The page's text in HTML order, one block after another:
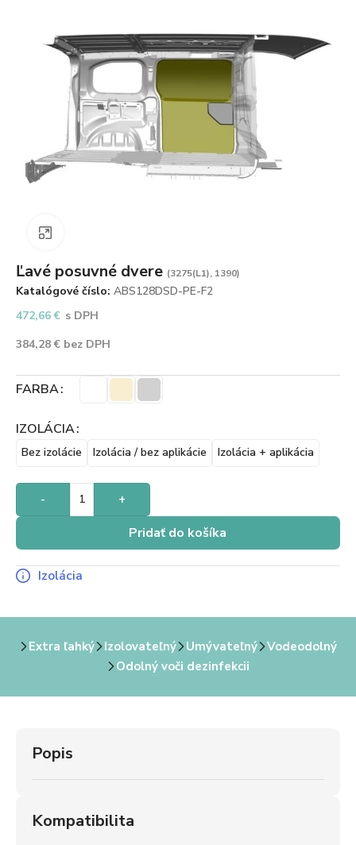
Ľavé posuvné dvere (3275(L1), 1390)
Katalógové číslo: ABS128DSD-PE-F2
472,66€ s DPH
384,28€ bez DPH
FARBA
IZOLÁCIA
Bez izolácie Izolácia / bez aplikácie Izolácia + aplikácia
- +
Pridať do košíka
Izolácia
Extra ľahký Izolovateľný Umývateľný
Vodeodolný
Odolný voči dezinfekcii
Popis
Kompatibilita